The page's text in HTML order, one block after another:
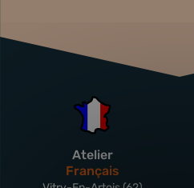
Atelier
Français